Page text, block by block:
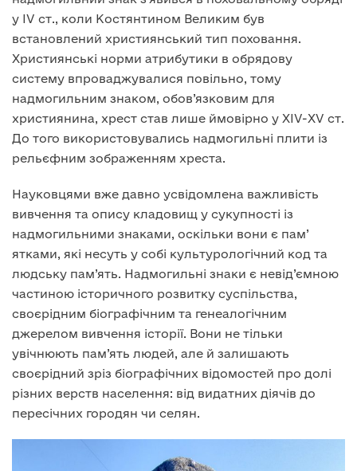
у IV ст., коли Костянтином Великим був
встановлений християнський тип поховання.
Християнські норми атрибутики в обрядову
систему впроваджувалися повільно, тому
надмогильним знаком, обов’язковим для
християнина, хрест став лише ймовірно у ХIV-ХV ст.
До того використовувались надмогильні плити із
рельєфним зображенням хреста.
Науковцями вже давно усвідомлена важливість
вивчення та опису кладовищ у сукупності із
надмогильними знаками, оскільки вони є пам’
ятками, які несуть у собі культурологічний код та
людську пам’ять. Надмогильні знаки є невід’ємною
частиною історичного розвитку суспільства,
своєрідним біографічним та генеалогічним
джерелом вивчення історії. Вони не тільки
увічнюють пам’ять людей, але й залишають
своєрідний зріз біографічних відомостей про долі
різних верств населення: від видатних діячів до
пересічних городян чи селян.